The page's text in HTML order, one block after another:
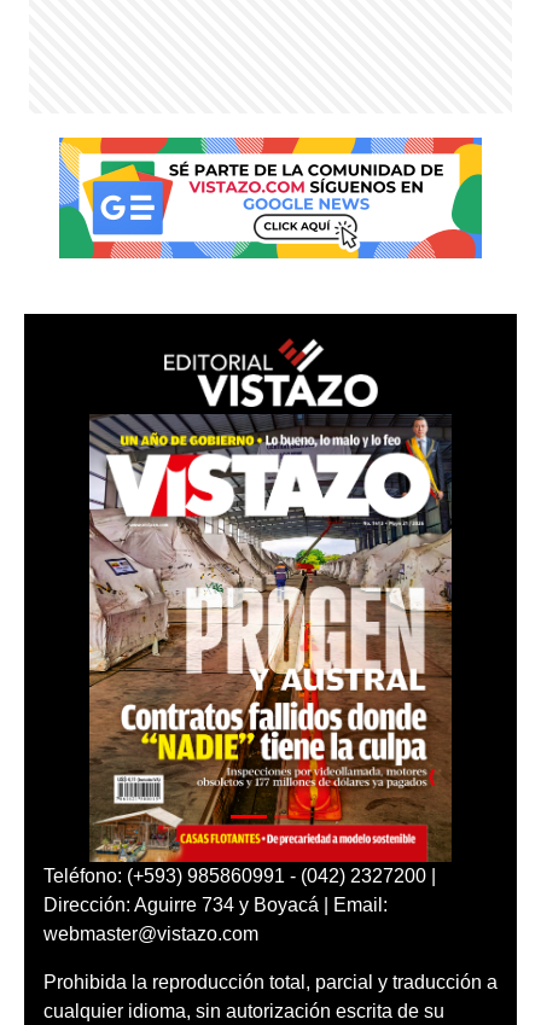
Teléfono: (+593) 985860991 - (042) 2327200 |
Dirección: Aguirre 734 y Boyacá | Email:
webmaster@vistazo.com
Prohibida la reproducción total, parcial y traducción a
cualquier idioma, sin autorización escrita de su